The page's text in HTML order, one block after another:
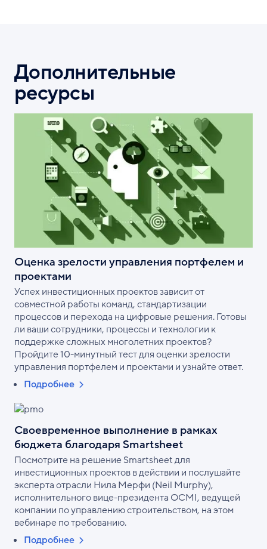
Дополнительные
ресурсы
Оценка зрелости управления портфелем и
проектами
Успех инвестиционных проектов зависит от
совместной работы команд, стандартизации
процессов и перехода на цифровые решения. Готовы
ли ваши сотрудники, процессы и технологии к
поддержке сложных многолетних проектов?
Пройдите 10-минутный тест для оценки зрелости
управления портфелем и проектами и узнайте ответ.
Подробнее
Своевременное выполнение в рамках
бюджета благодаря Smartsheet
Посмотрите на решение Smartsheet для
инвестиционных проектов в действии и послушайте
эксперта отрасли Нила Мерфи (Neil Murphy),
исполнительного вице-президента OCMI, ведущей
компании по управлению строительством, на этом
вебинаре по требованию.
Подробнее